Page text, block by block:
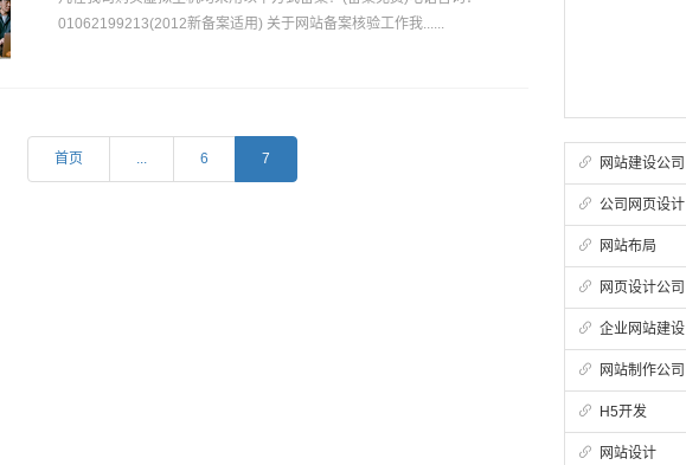
01062199213(2012新备案适用) 关于网站备案核验工作我......
首页 ... 6 7 网站建设公司
公司网页设计
网站布局
网页设计公司
企业网站建设
网站制作公司
H5开发
网站设计